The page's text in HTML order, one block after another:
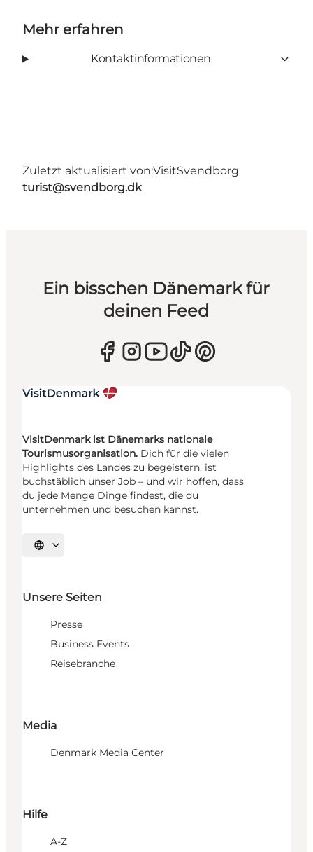
Mehr erfahren
Kontaktinformationen
Zuletzt aktualisiert von:VisitSvendborg
turist@svendborg.dk
Ein bisschen Dänemark für
deinen Feed
VisitDenmark ist Dänemarks nationale
Tourismusorganisation. Dich für die vielen
Highlights des Landes zu begeistern, ist
buchstäblich unser Job – und wir hoffen, dass
du jede Menge Dinge findest, die du
unternehmen und besuchen kannst.
Sprache auswählen
Unsere Seiten
Presse
Business Events
Reisebranche
Media
Denmark Media Center
Hilfe
A-Z